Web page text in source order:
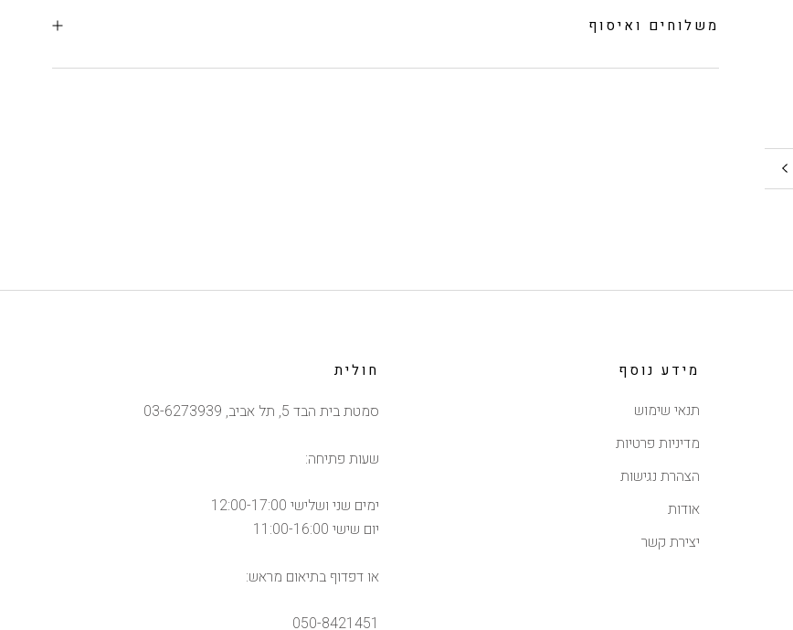
משלוחים ואיסוף
חולית
סמטת בית הבד 5, תל אביב, 03-6273939
שעות פתיחה:
ימים שני ושלישי 12:00-17:00
יום שישי 11:00-16:00
או דפדוף בתיאום מראש:
050-8421451
מידע נוסף
תנאי שימוש
מדיניות פרטיות
הצהרת נגישות
אודות
יצירת קשר